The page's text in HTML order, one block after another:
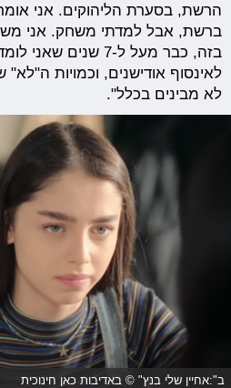
הרשת, בסערת הליהוקים. אני
ברשת, אבל למדתי משחק. אני
בזה, כבר מעל ל-7
לאינסוף אודישנים, וכמויות
לא מבינים בכלל".
ב":אחיין שלי בנץ" © באדיבות כאן חינוכית